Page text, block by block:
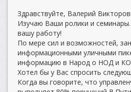
Здравствуйте, Валерий
Изучаю Ваши ролики и
вашу работу!
По мере сил и возможностей,
информационными уличными
информацию в Народ о НОД и
Хотел бы у Вас спросить
Когда вы говорите, что